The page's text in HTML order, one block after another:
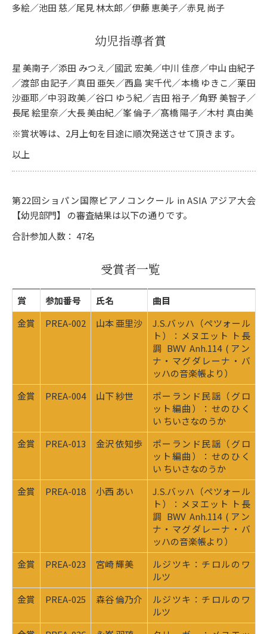
多絵／池田 慈／尾見 林太郎／伊藤 恵美子／赤見 尚子
幼児指導者賞
星 美南子／添田 みつえ／國武 宏美／中川 佳彦／中山 由紀子
／渡部 由記子／真田 亜矢／西島 実千代／本橋 ゆきこ／栗田
沙亜耶／中羽 政美／谷口 ゆう紀／吉田 裕子／角野 美智子／
長尾 絵里奈／大長 美由紀／峯 倫子／髙橋 陽子／木村 真由美
※賞状等は、2月上旬を目途に順次発送させて頂きます。
以上
第22回ショパン国際ピアノコンクール in ASIA アジア大会
【幼児部門】 の審査結果は以下の通りです。
合計参加人数： 47名
受賞者一覧
賞 参加番号 氏名
曲目
金賞
PREA-002 山本 亜里沙
J.S.バッハ（ペツォール
ト）：メヌエット ト長
調 BWV Anh.114 (アン
ナ・マグダレーナ・バ
ッハの音楽帳より）
金賞
PREA-004 山下 紗世
ポーランド民謡（グロ
ット編曲）：せのひく
い ちいさなのうか
金賞
PREA-013 金沢 依知歩
ポーランド民謡（グロ
ット編曲）：せのひく
い ちいさなのうか
金賞
PREA-018 小西 あい
J.S.バッハ（ペツォール
ト）：メヌエット ト長
調 BWV Anh.114 (アン
ナ・マグダレーナ・バ
ッハの音楽帳より）
金賞
PREA-023 宮崎 輝美
ルジツキ：チロルのワ
ルツ
金賞
PREA-025 森谷 倫乃介
ルジツキ：チロルのワ
ルツ